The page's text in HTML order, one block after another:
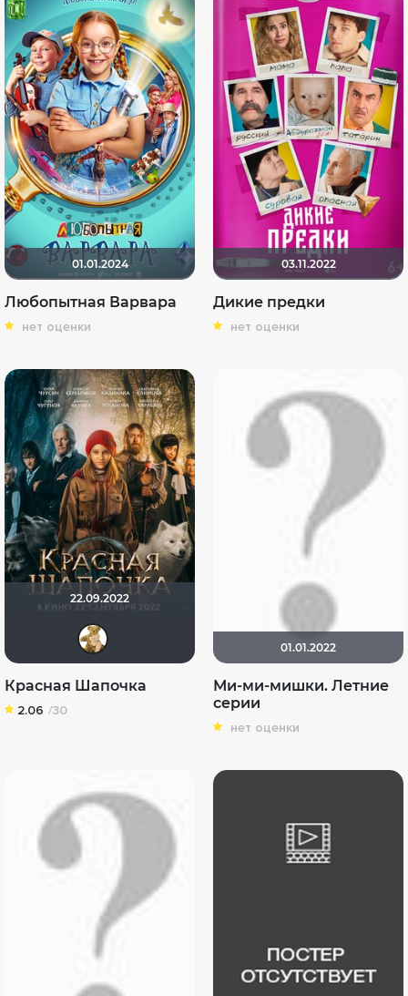
01.01.2024
Любопытная Варвара
нет оценки
03.11.2022
Дикие предки
нет оценки
22.09.2022
Красная Шапочка
2.06 /30
01.01.2022
Ми-ми-мишки. Летние
серии
нет оценки